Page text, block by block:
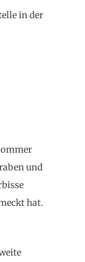
in der
und
hat.